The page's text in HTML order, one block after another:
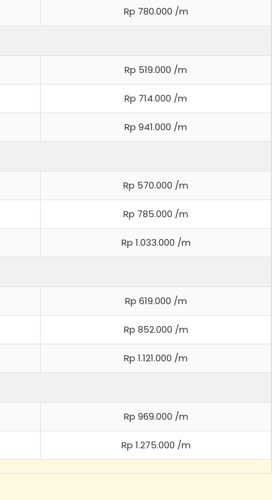
Rp 780.000 /m
Rp 519.000 /m
Rp 714.000 /m
Rp 941.000 /m
Rp 570.000 /m
Rp 785.000 /m
Rp 1.033.000 /m
Rp 619.000 /m
Rp 852.000 /m
Rp 1.121.000 /m
Rp 969.000 /m
Rp 1.275.000 /m